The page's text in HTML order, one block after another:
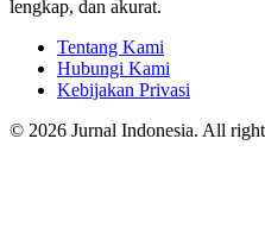
lengkap, dan akurat.
Tentang Kami
Hubungi Kami
Kebijakan Privasi
© 2026 Jurnal Indonesia. All